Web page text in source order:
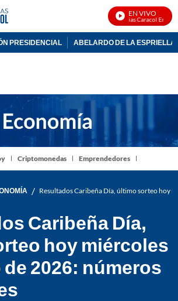
EN VIVO
Noticias Caracol En Vivo
PRESIDENCIAL ABELARDO DE LA ESPRIELLA
Criptomonedas Emprendedores
/ Resultados Caribeña Día, último sorteo hoy
Caribeña Día,
hoy miércoles
2026: números